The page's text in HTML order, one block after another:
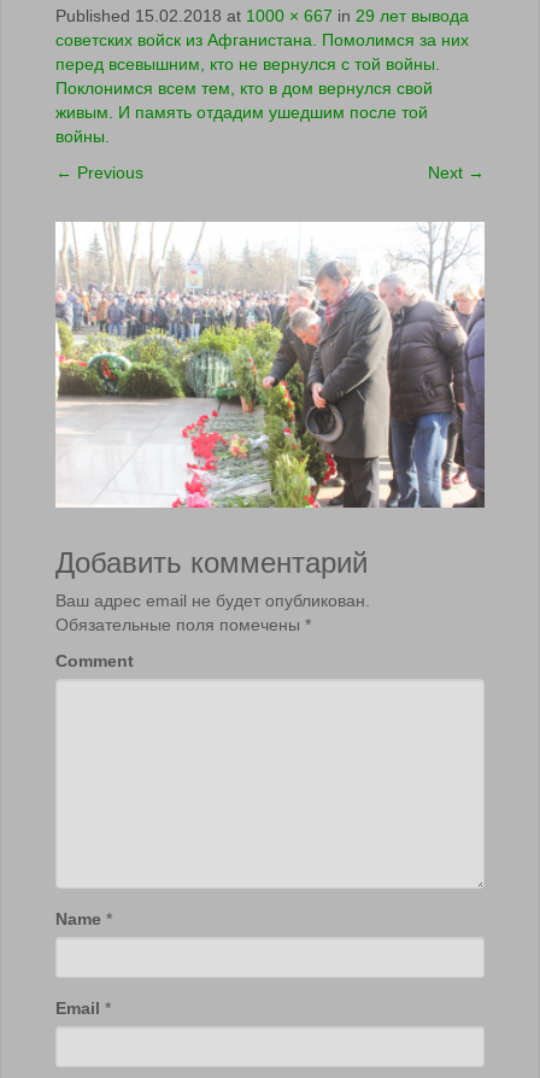
Published 15.02.2018 at 1000 × 667 in 29 лет вывода
советских войск из Афганистана. Помолимся за них
перед всевышним, кто не вернулся с той войны.
Поклонимся всем тем, кто в дом вернулся свой
живым. И память отдадим ушедшим после той
войны.
← Previous Next →
Добавить комментарий
Ваш адрес email не будет опубликован.
Обязательные поля помечены *
Comment
Name *
Email *